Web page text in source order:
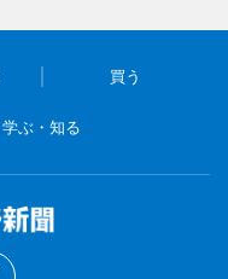
買う
学ぶ・知る